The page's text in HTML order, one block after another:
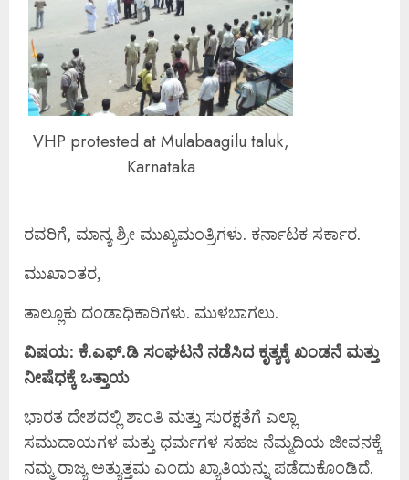
VHP protested at Mulabaagilu taluk,
Karnataka
ರವರಿಗೆ, ಮಾನ್ಯ ಶ್ರೀ ಮುಖ್ಯಮಂತ್ರಿಗಳು. ಕರ್ನಾಟಕ ಸರ್ಕಾರ.
ಮುಖಾಂತರ,
ತಾಲ್ಲೂಕು ದಂಡಾಧಿಕಾರಿಗಳು. ಮುಳಬಾಗಲು.
ವಿಷಯ: ಕೆ.ಎಫ್.ಡಿ ಸಂಘಟನೆ ನಡೆಸಿದ ಕೃತ್ಯಕ್ಕೆ ಖಂಡನೆ ಮತ್ತು
ನೀಷೆಧಕ್ಕೆ ಒತ್ತಾಯ
ಭಾರತ ದೇಶದಲ್ಲಿ ಶಾಂತಿ ಮತ್ತು ಸುರಕ್ಷತೆಗೆ ಎಲ್ಲಾ
ಸಮುದಾಯಗಳ ಮತ್ತು ಧರ್ಮಗಳ ಸಹಜ ನೆಮ್ಮದಿಯ ಜೀವನಕ್ಕೆ
ನಮ್ಮ ರಾಜ್ಯ ಅತ್ಯುತ್ತಮ ಎಂದು ಖ್ಯಾತಿಯನ್ನು ಪಡೆದುಕೊಂಡಿದೆ.